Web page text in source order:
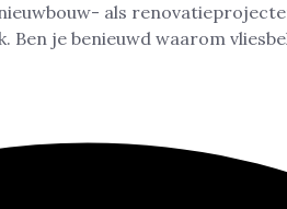
als
Ben je benieuwd waarom